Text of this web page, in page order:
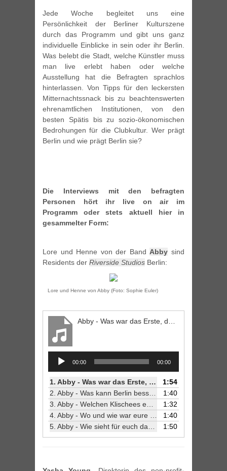
Jede Woche begleitet uns eine
Persönlichkeit der Berliner Kulturszene
durch das Programm und gibt uns ganz
individuelle Einblicke in sein oder ihr Berlin.
Was belebt die Stadt, welche Künstler muss
man live erlebt haben oder welche
Ausstellung hat die Befragten sprachlos
hinterlassen. Von Tipps für den leckersten
Mitternachtssnack bis zu beachtenswerten
ehrenamtlichen Institutionen, von den
besten Spätis bis zu sozio-ökonomischen
Bedrohungen für die Clubkultur. Wer prägt
Berlin und wie prägt Berlin sie?
Die Interviews mit den befragten
Personen hört ihr live on air im
Programm oder stets aktuell hier in
gesammelter Form:
Lore und Henne von der BandAbby sind
Residents der Riverside Studios Berlin:
Lore und Henne von Abby (Foto: Sophie Euler)
Audio
Player
00:00 00:00
1. Abby - Was war das Erste, das ihr gemacht habt, als ihr nach Berlin gekommen seid?
1:54
2. Abby - Was kann Berlin besser als andere Städte und warum?
1:40
3. Abby - Welchen Klischees eures Berufstandes entsprecht ihr am meisten?
1:32
4. Abby - Wo und wie war eure erste Berliner-Club-Erfahrung?
1:40
5. Abby - Wie sieht für euch das perfekte Wochenende aus? 1:50